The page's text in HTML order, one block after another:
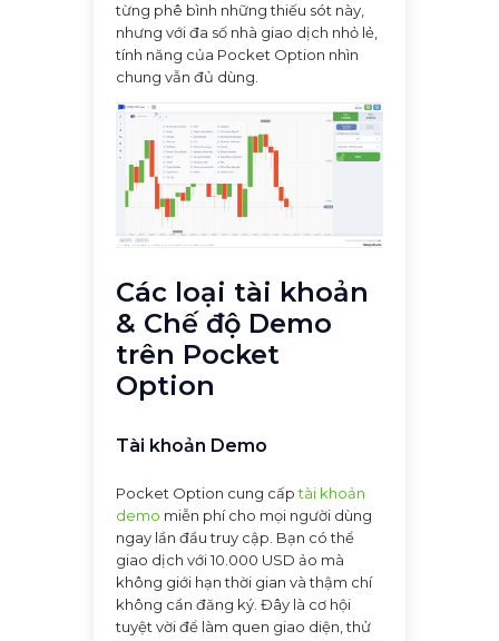
từng phê bình những thiếu sót này,
nhưng với đa số nhà giao dịch nhỏ lẻ,
tính năng của Pocket Option nhìn
chung vẫn đủ dùng.
Các loại tài khoản
& Chế độ Demo
trên Pocket
Option
Tài khoản Demo
Pocket Option cung cấptài khoản
demo miễn phí cho mọi người dùng
ngay lần đầu truy cập. Bạn có thể
giao dịch với 10.000 USD ảo mà
không giới hạn thời gian và thậm chí
không cần đăng ký. Đây là cơ hội
tuyệt vời để làm quen giao diện, thử